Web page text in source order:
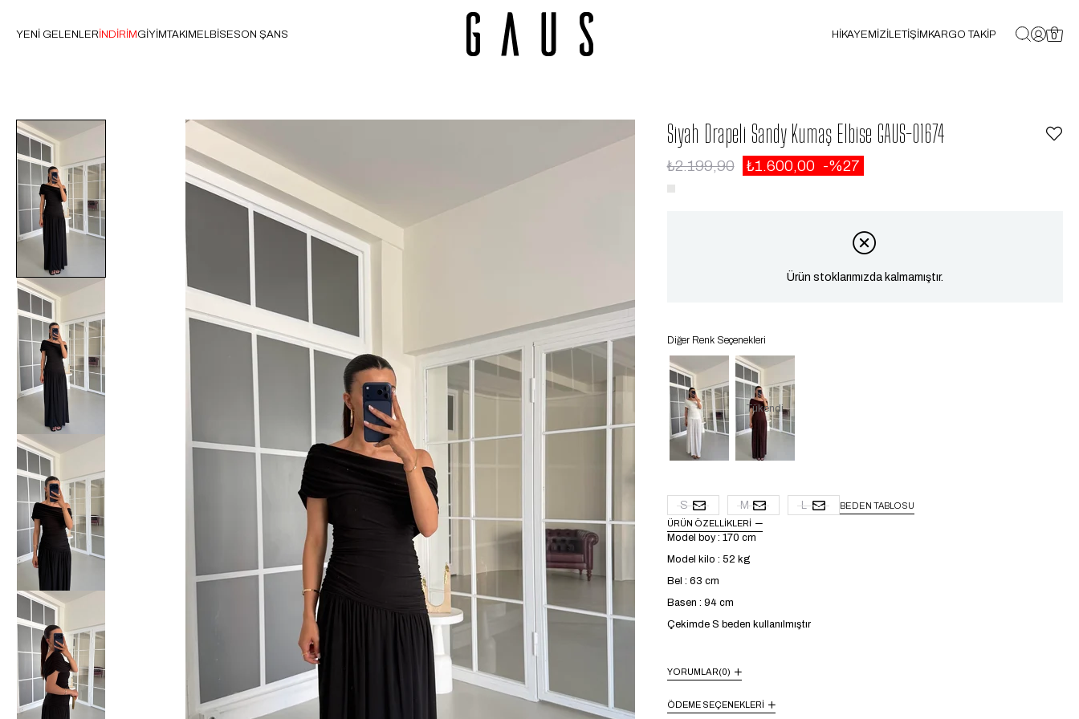
YENİ GELENLERİNDİRİMGİYİMTAKIMELBİSESON ŞANS HİKAYEMİZİLETİŞİMKARGO TAKİP 0
Siyah Drapeli Sandy Kumaş Elbise GAUS-01674
₺2.199,90 ₺1.600,00 27
Ürün stoklarımızda kalmamıştır.
Diğer Renk Seçenekleri
Tükendi
S M L
BEDEN TABLOSU
ÜRÜN ÖZELLIKLERI
Model boy : 170 cm
Model kilo : 52 kg
Bel : 63 cm
Basen : 94 cm
Çekimde S beden kullanılmıştır
YORUMLAR(0)
ÖDEME SEÇENEKLERI